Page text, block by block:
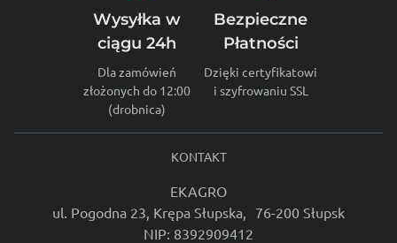
Wysyłka w
ciągu 24h
Dla zamówień
złożonych do 12:00
(drobnica)
Bezpieczne
Płatności
Dzięki certyfikatowi
i szyfrowaniu SSL
KONTAKT
EKAGRO
ul. Pogodna 23, Krępa Słupska, 76-200 Słupsk
NIP: 8392909412